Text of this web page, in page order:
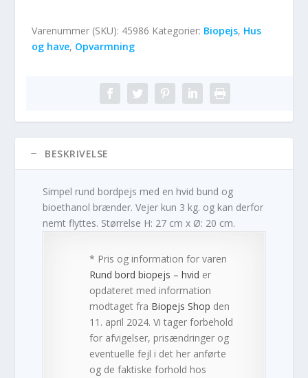
Varenummer (SKU): 45986 Kategorier: Biopejs, Hus
og have, Opvarmning
BESKRIVELSE
Simpel rund bordpejs med en hvid bund og
bioethanol brænder. Vejer kun 3 kg. og kan derfor
nemt flyttes. Størrelse H: 27 cm x Ø: 20 cm.
* Pris og information for varen
Rund bord biopejs – hvid er
opdateret med information
modtaget fra Biopejs Shop den
11. april 2024. Vi tager forbehold
for afvigelser, prisændringer og
eventuelle fejl i det her anførte
og de faktiske forhold hos